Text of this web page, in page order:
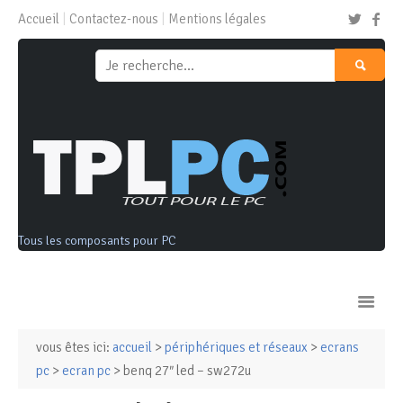
Accueil Contactez-nous Mentions légales
Tous les composants pour PC
Ordinateurs & Tablettes
vous êtes ici: accueil > périphériques et réseaux > ecrans
pc > ecran pc > benq 27″ led – sw272u